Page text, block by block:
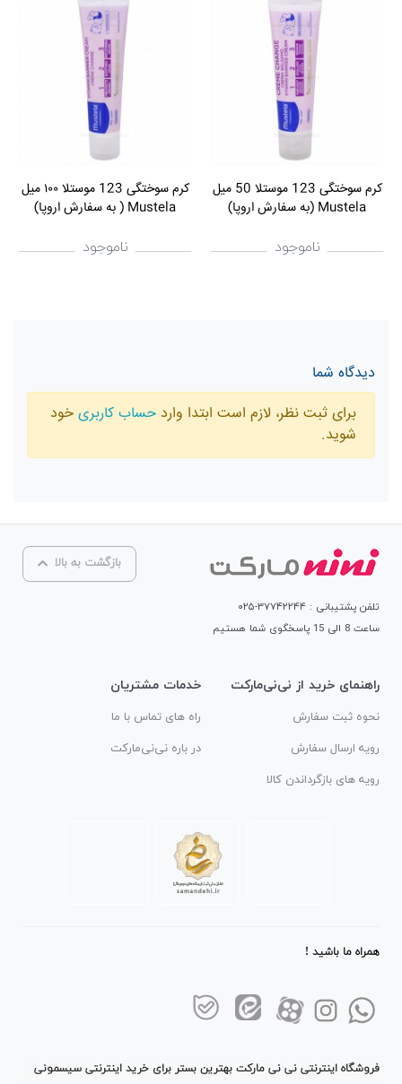
کرم سوختگی 123 موستلا ١٠٠ میل
Mustela ( به سفارش اروپا)
ناموجود
کرم سوختگی 123 موستلا 50 میل
Mustela (به سفارش اروپا)
ناموجود
دیدگاه شما
برای ثبت نظر، لازم است ابتدا وارد حساب کاربری خود
شوید.
بازگشت به بالا
تلفن پشتیبانی : ۳۷۷۴۲۲۴۴-۰۲۵
ساعت 8 الی 15 پاسخگوی شما هستیم
راهنمای خرید از نی‌نی‌مارکت
نحوه ثبت سفارش
رویه ارسال سفارش
رویه های بازگرداندن کالا
خدمات مشتریان
راه های تماس با ما
در باره نی‌نی‌مارکت
همراه ما باشید !
فروشگاه اینترنتی نی نی مارکت بهترین بستر برای خرید اینترنتی سیسمونی